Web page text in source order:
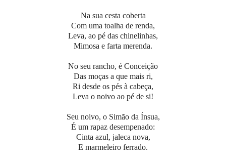
Na sua cesta coberta
Com uma toalha de renda,
Leva, ao pé das chinelinhas,
Mimosa e farta merenda.
No seu rancho, é Conceição
Das moças a que mais ri,
Ri desde os pés à cabeça,
Leva o noivo ao pé de si!
Seu noivo, o Simão da Ínsua,
É um rapaz desempenado:
Cinta azul, jaleca nova,
E marmeleiro ferrado.